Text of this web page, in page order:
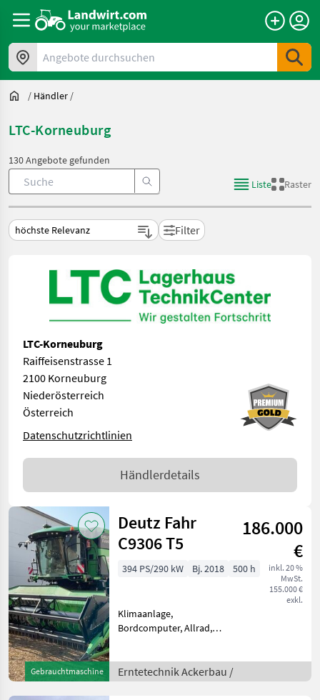
Angebote durchsuchen
/ Händler /
LTC-Korneuburg
130 Angebote gefunden
Liste
Raster
Filter
LTC-Korneuburg
Raiffeisenstrasse 1
2100 Korneuburg
Niederösterreich
Österreich
Datenschutzrichtlinien
Händlerdetails
Gebrauchtmaschine
Deutz Fahr
C9306 T5
186.000
€
inkl. 20 %
MwSt.
155.000 €
exkl.
394 PS/290 kW Bj. 2018 500 h
Klimaanlage,
Bordcomputer, Allrad,
Strohhäcksler
Klassifizierung:
Erntetechnik Ackerbau /